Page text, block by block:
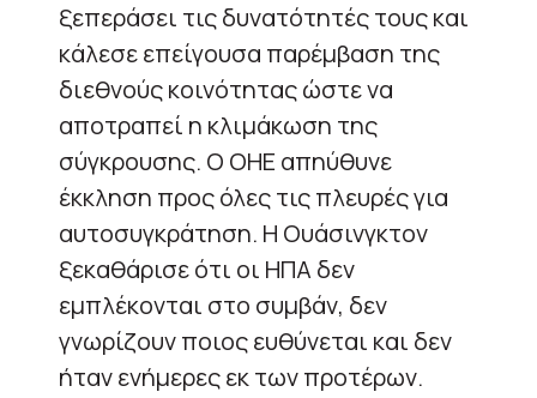
ξεπεράσει τις δυνατότητές τους και
κάλεσε επείγουσα παρέμβαση της
διεθνούς κοινότητας ώστε να
αποτραπεί η κλιμάκωση της
σύγκρουσης. Ο ΟΗΕ απηύθυνε
έκκληση προς όλες τις πλευρές για
αυτοσυγκράτηση. Η Ουάσινγκτον
ξεκαθάρισε ότι οι ΗΠΑ δεν
εμπλέκονται στο συμβάν, δεν
γνωρίζουν ποιος ευθύνεται και δεν
ήταν ενήμερες εκ των προτέρων.